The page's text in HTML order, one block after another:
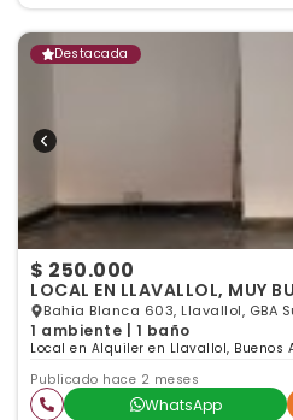
Destacada
$ 250.000
LOCAL EN LLAVALLOL, MUY
Bahia Blanca 603, Llavallol, GBA
1 ambiente | 1 baño
Local en Alquiler en Llavallol, Buenos
Publicado hace 2 meses
WhatsApp